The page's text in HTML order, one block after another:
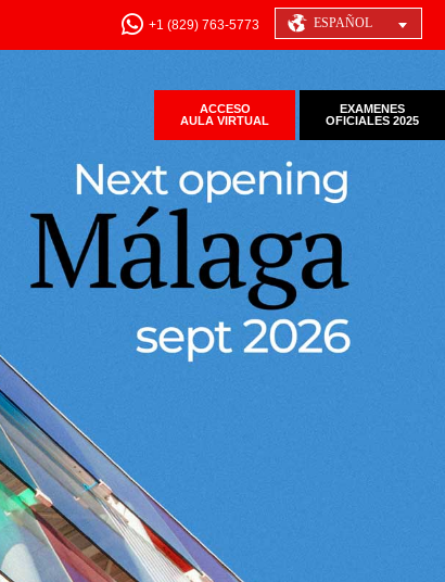
+1 (829) 763-5773 ESPAÑOL
ACCESO
AULA VIRTUAL
EXAMENES
OFICIALES 2025